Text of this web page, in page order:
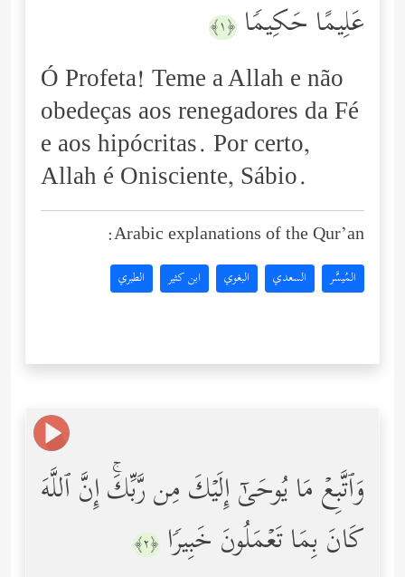
عَلِیمًا حَكِیمࣰا ﴿١﴾
Ó Profeta! Teme a Allah e não
obedeças aos renegadores da Fé
e aos hipócritas. Por certo,
Allah é Onisciente, Sábio.
Arabic explanations of the Qur’an:
المُيسَّر السعدي البغوي ابن كثير الطبري
وَٱتَّبِعۡ مَا یُوحَىٰۤ إِلَیۡكَ مِن رَّبِّكَۚ إِنَّ ٱللَّهَ
كَانَ بِمَا تَعۡمَلُونَ خَبِیرࣰا ﴿٢﴾